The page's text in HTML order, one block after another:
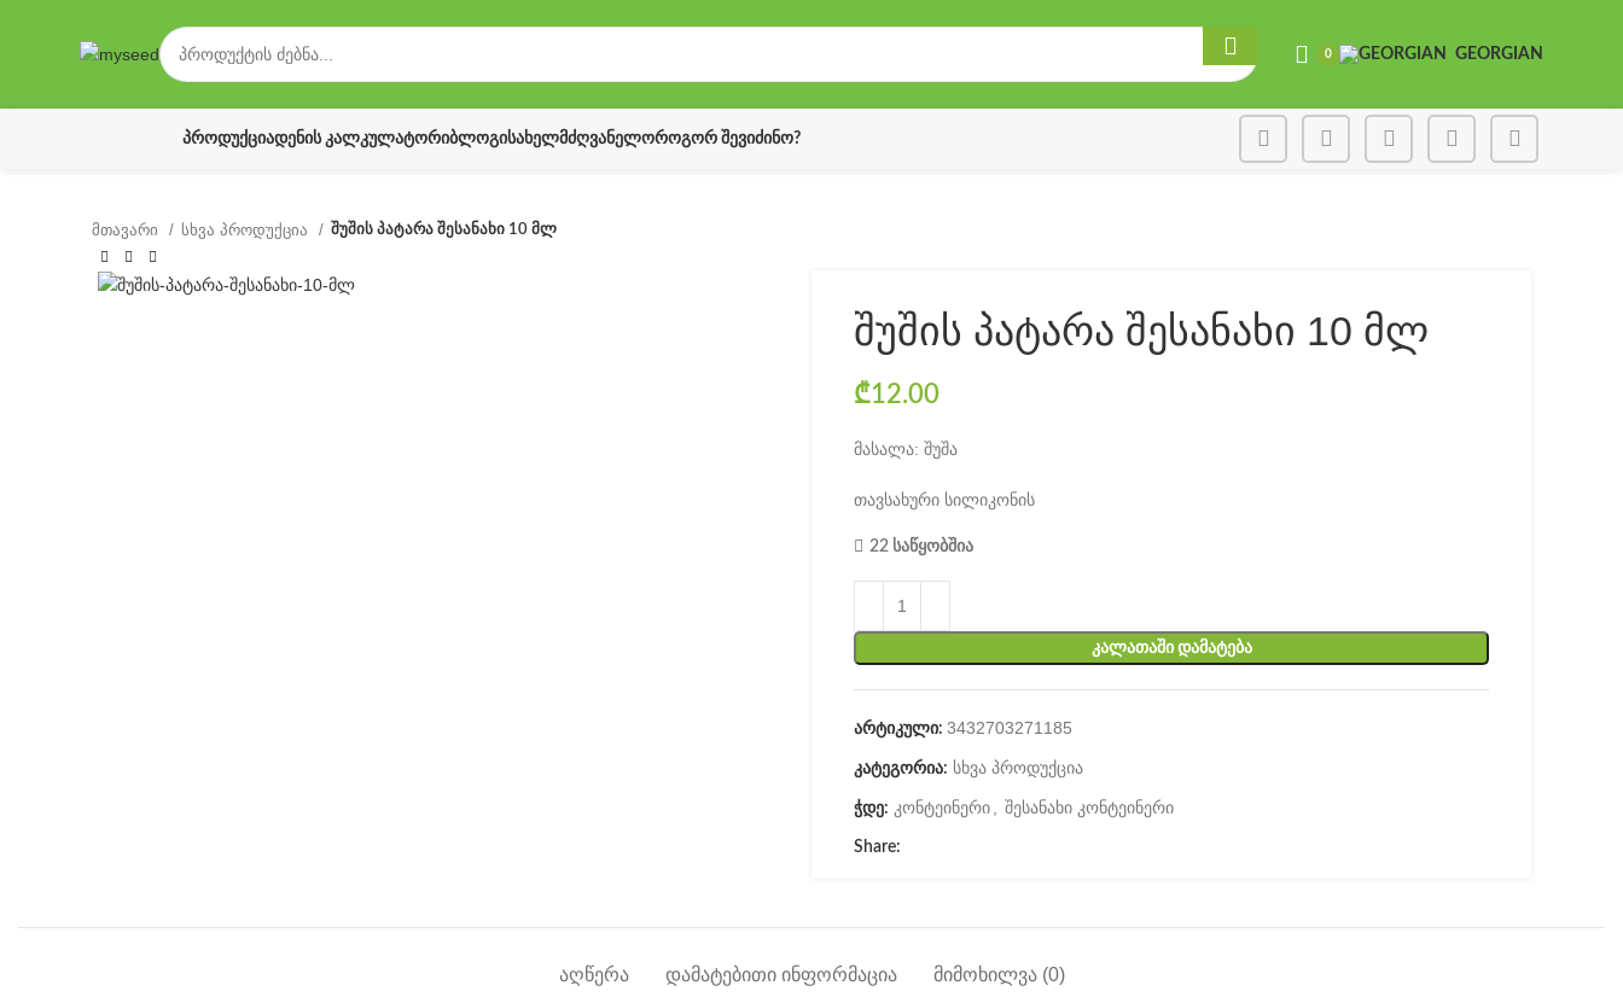
0 GEORGIAN
ᲞᲠᲝᲓᲣᲥᲪᲘᲐᲓᲔᲜᲘᲡ ᲙᲐᲚᲙᲣᲚᲐᲢᲝᲠᲘᲑᲚᲝᲒᲘᲡᲐᲮᲔᲚᲛᲫᲦᲕᲐᲜᲔᲚᲝᲠᲝᲒᲝᲠ ᲨᲔᲕᲘᲫᲘᲜᲝ?
მთავარი სხვა პროდუქცია შუშის პატარა შესანახი 10 მლ
შუშის პატარა შესანახი 10 მლ
₾12.00
მასალა: შუშა
თავსახური სილიკონის
22 საწყობშია
ᲙᲐᲚᲐᲗᲐᲨᲘ ᲓᲐᲛᲐᲢᲔᲑᲐ
არტიკული: 3432703271185
კატეგორია: სხვა პროდუქცია
ჭდე: კონტეინერი შესანახი კონტეინერი
Share:
ᲐᲦᲬᲔᲠᲐ ᲓᲐᲛᲐᲢᲔᲑᲘᲗᲘ ᲘᲜᲤᲝᲠᲛᲐᲪᲘᲐ ᲛᲘᲛᲝᲮᲘᲚᲕᲐ (0)